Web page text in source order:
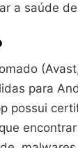
a saúde
para
possui